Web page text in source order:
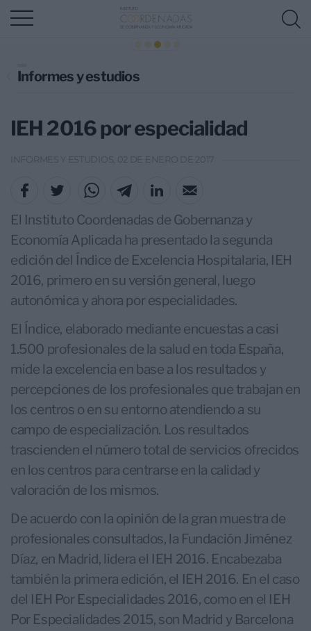
Informes y estudios
IEH 2016 por especialidad
INFORMES Y ESTUDIOS, 02 DE ENERO DE 2017
El Instituto Coordenadas de Gobernanza y
Economía Aplicada ha presentado la segunda
edición del Índice de Excelencia Hospitalaria, IEH
2016, primero en su versión general, luego
autonómica y ahora por especialidades.
El Índice, elaborado mediante encuestas a casi
1.500 profesionales de la salud en toda España,
mide la excelencia en base a los resultados y
percepciones de los profesionales que trabajan en
los centros o en su entorno atendiendo a su
campo de especialización. Los resultados
trascienden el número total de servicios ofrecidos
en los centros para centrarse en la calidad y
valoración de los mismos.
De acuerdo con la opinión de la gran muestra de
profesionales consultados, la Fundación Jiménez
Díaz, en Madrid, lidera el IEH 2016. Encabezaba
también la primera edición, el IEH 2016. En el caso
del IEH Por Especialidades 2016, como en el IEH
Por Especialidades 2015, son Madrid y Barcelona